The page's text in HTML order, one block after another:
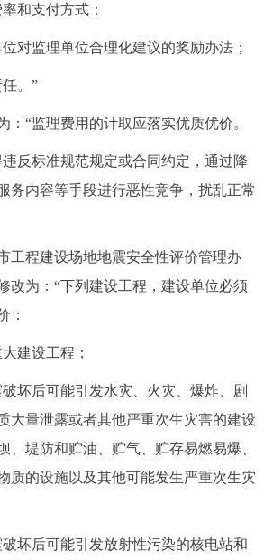
和支付方式；
监理单位合理化建议的奖励办法；
。”
“监理费用的计取应落实优质优价。
标准规范规定或合同约定，通过降
务内容等手段进行恶性竞争，扰乱正常
程建设场地地震安全性评价管理办
改为：“下列建设工程，建设单位必须
：
建设工程；
后可能引发水灾、火灾、爆炸、剧
大量泄露或者其他严重次生灾害的建设
、堤防和贮油、贮气、贮存易燃易爆、
质的设施以及其他可能发生严重次生灾
后可能引发放射性污染的核电站和